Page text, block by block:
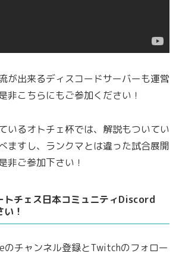
が出来るディスコードサーバーも運営
非こちらにもご参加ください！
いるオトチェ杯では、解説もついてい
ますし、ランクマとは違った試合展開
非ご参加下さい！
トチェス日本コミュニティDiscord
！
のチャンネル登録とTwitchのフォロー